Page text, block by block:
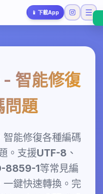
📱 下載App ☰
- 智能修復
問題
能修復各種編碼
。支援UTF-8、
8859-1等常見編
鍵快速轉換。完